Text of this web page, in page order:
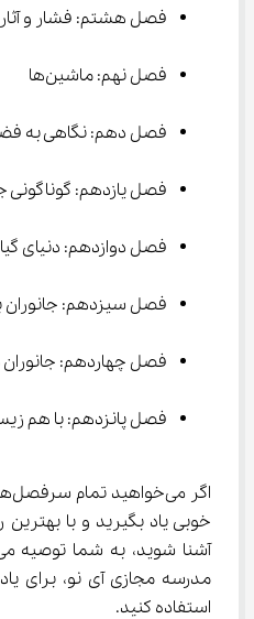
فصل هشتم: فشار و
فصل نهم: ماشین‌ها
فصل دهم: نگاهی به
فصل یازدهم: گوناگونی
فصل دوازدهم: دنیای
فصل سیزدهم: جانوران
فصل چهاردهم: جانوران
فصل پانزدهم: با هم
خوبی یاد بگیرید و با
مدرسه مجازی آی نو، برای
استفاده کنید.